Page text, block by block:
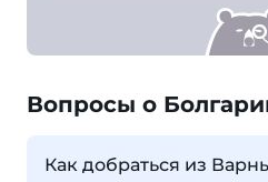
Вопросы о
Как добраться из